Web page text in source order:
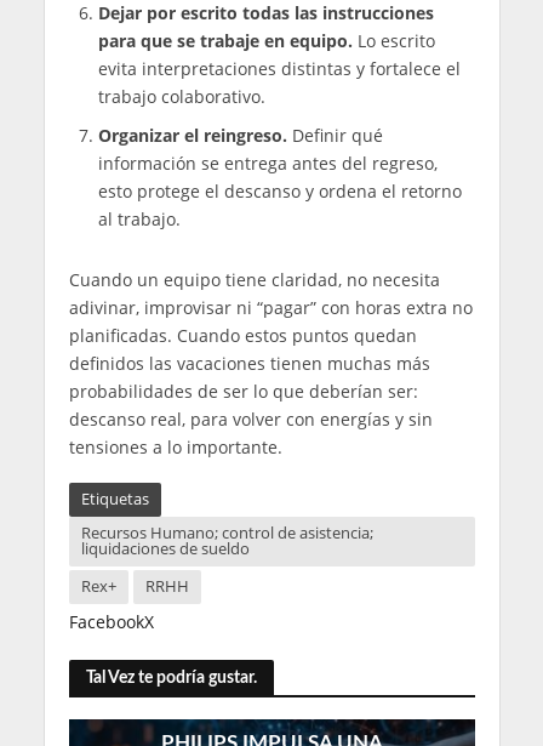
Dejar por escrito todas las instrucciones
para que se trabaje en equipo. Lo escrito
evita interpretaciones distintas y fortalece el
trabajo colaborativo.
Organizar el reingreso. Definir qué
información se entrega antes del regreso,
esto protege el descanso y ordena el retorno
al trabajo.
Cuando un equipo tiene claridad, no necesita
adivinar, improvisar ni “pagar” con horas extra no
planificadas. Cuando estos puntos quedan
definidos las vacaciones tienen muchas más
probabilidades de ser lo que deberían ser:
descanso real, para volver con energías y sin
tensiones a lo importante.
Etiquetas
Recursos Humano; control de asistencia;
liquidaciones de sueldo
Rex+
RRHH
FacebookX
Tal Vez te podría gustar.